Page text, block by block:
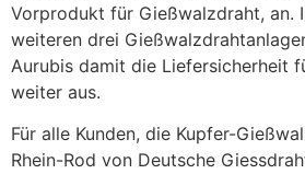
Vorprodukt für Gießwalzdraht, an.
weiteren drei
Aurubis damit die Liefersicherheit
weiter aus.
Für alle Kunden, die Kupfer-
Rhein-Rod von Deutsche